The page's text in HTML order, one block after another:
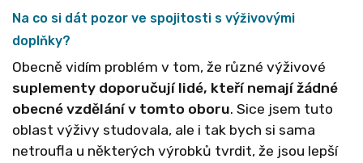
Na co si dát pozor ve spojitosti s výživovými
doplňky?
Obecně vidím problém v tom, že různé výživové
suplementy doporučují lidé, kteří nemají žádné
obecné vzdělání v tomto oboru. Sice jsem tuto
oblast výživy studovala, ale i tak bych si sama
netroufla u některých výrobků tvrdit, že jsou lepší